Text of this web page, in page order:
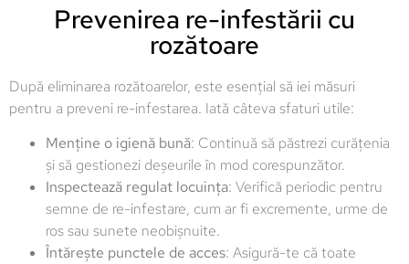
Prevenirea re-infestării cu
rozătoare
După eliminarea rozătoarelor, este esențial să iei măsuri
pentru a preveni re-infestarea. Iată câteva sfaturi utile:
Menține o igienă bună: Continuă să păstrezi curățenia
și să gestionezi deșeurile în mod corespunzător.
Inspectează regulat locuința: Verifică periodic pentru
semne de re-infestare, cum ar fi excremente, urme de
ros sau sunete neobișnuite.
Întărește punctele de acces: Asigură-te că toate